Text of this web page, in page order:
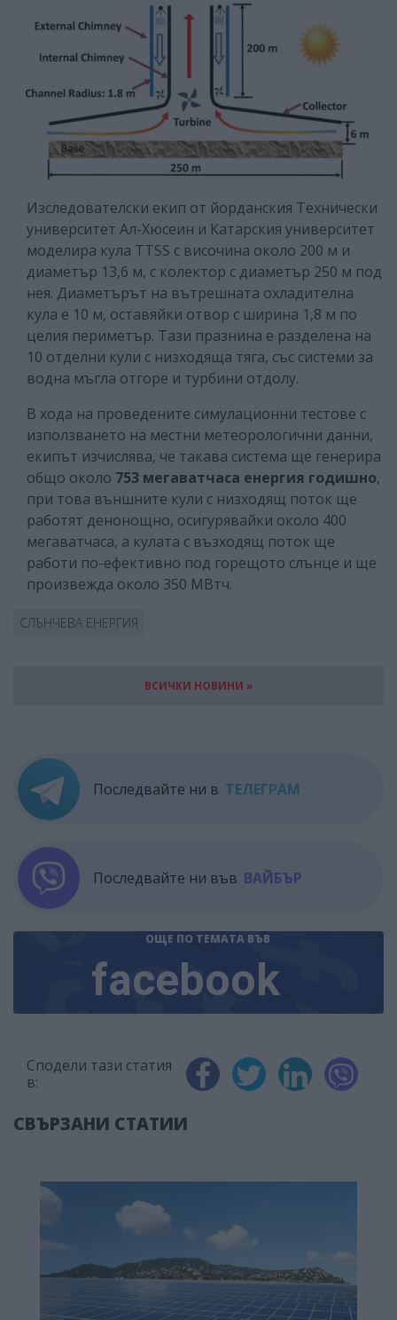
Изследователски екип от йорданския Технически
университет Ал-Хюсеин и Катарския университет
моделира кула TTSS с височина около 200 м и
диаметър 13,6 м, с колектор с диаметър 250 м под
нея. Диаметърът на вътрешната охладителна
кула е 10 м, оставяйки отвор с ширина 1,8 м по
целия периметър. Тази празнина е разделена на
10 отделни кули с низходяща тяга, със системи за
водна мъгла отгоре и турбини отдолу.
В хода на проведените симулационни тестове с
използването на местни метеорологични данни,
екипът изчислява, че такава система ще генерира
общо около 753 мегаватчаса енергия годишно,
при това външните кули с низходящ поток ще
работят денонощно, осигурявайки около 400
мегаватчаса, а кулата с възходящ поток ще
работи по-ефективно под горещото слънце и ще
произвежда около 350 МВтч.
СЛЪНЧЕВА ЕНЕРГИЯ
ВСИЧКИ НОВИНИ »
Последвайте ни в ТЕЛЕГРАМ
Последвайте ни във ВАЙБЪР
ОЩЕ ПО ТЕМАТА ВЪВ
facebook
Сподели тази статия
в:
СВЪРЗАНИ СТАТИИ